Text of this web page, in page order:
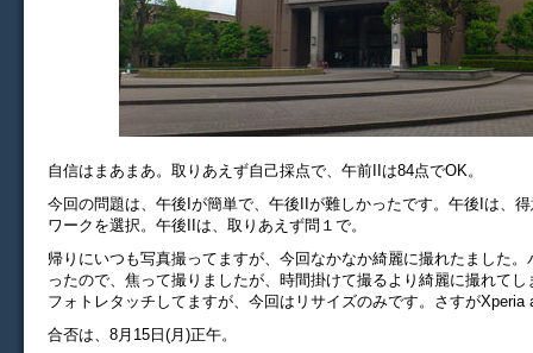
自信はまあまあ。取りあえず自己採点で、午前IIは84点でOK。
今回の問題は、午後Iが簡単で、午後IIが難しかったです。午後Iは、
ワークを選択。午後IIは、取りあえず問１で。
帰りにいつも写真撮ってますが、今回なかなか綺麗に撮れたました。
ったので、焦って撮りましたが、時間掛けて撮るより綺麗に撮れて
フォトレタッチしてますが、今回はリサイズのみです。さすがXperia
合否は、8月15日(月)正午。